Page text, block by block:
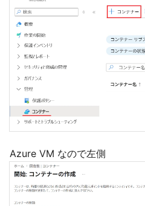
Azure VM なので左側